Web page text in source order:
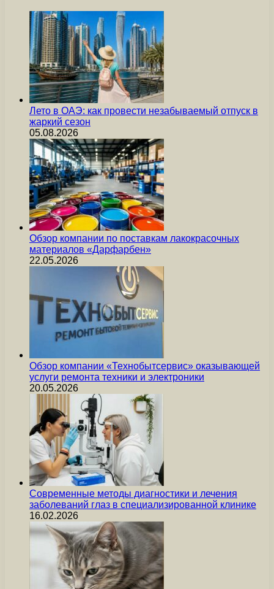
Лето в ОАЭ: как провести незабываемый отпуск в
жаркий сезон
05.08.2026
Обзор компании по поставкам лакокрасочных
материалов «Дарфарбен»
22.05.2026
Обзор компании «Технобытсервис» оказывающей
услуги ремонта техники и электроники
20.05.2026
Современные методы диагностики и лечения
заболеваний глаз в специализированной клинике
16.02.2026